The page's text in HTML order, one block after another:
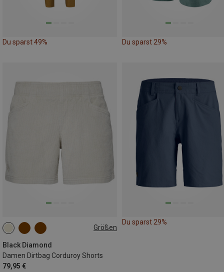
Du sparst 49% Du sparst 29%
Größen
Black Diamond
Damen Dirtbag Corduroy Shorts
79,95 €
XS S M
Du sparst 29%